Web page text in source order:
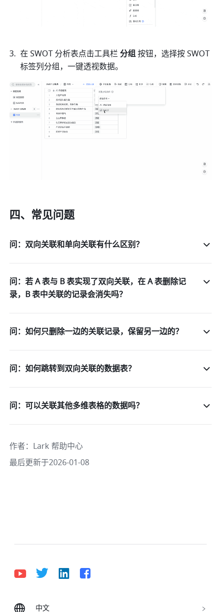
在 SWOT 分析表点击工具栏 分组 按钮，选择按 SWOT
标签列分组，一键透视数据。
四、常见问题
问：双向关联和单向关联有什么区别？
问：若 A 表与 B 表实现了双向关联，在 A 表删除记
录，B 表中关联的记录会消失吗？
问：如何只删除一边的关联记录，保留另一边的？
问：如何跳转到双向关联的数据表？
问：可以关联其他多维表格的数据吗？
作者： Lark 帮助中心
最后更新于2026-01-08
中文